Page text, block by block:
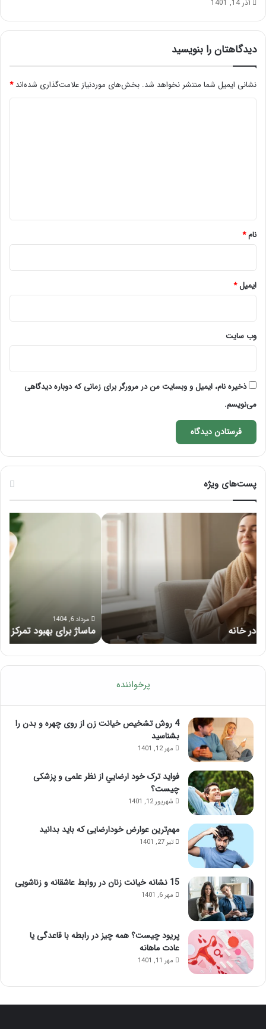
آذر 14, 1401
دیدگاهتان را بنویسید
نشانی ایمیل شما منتشر نخواهد شد. بخش‌های موردنیاز علامت‌گذاری شده‌اند*
نام*
ایمیل*
وب‌ سایت
ذخیره نام، ایمیل و وبسایت من در مرورگر برای زمانی که دوباره دیدگاهی
می‌نویسم.
پست‌های ویژه
ماساژ
برای
بهبود
تمرکز
ذهنی؛
با
این
ماساژ
حواس‌جمع
شوید!
ماساژ برای بهبود تمرکز ذهنی؛ با این ماساژ حواس‌جمع شوید!
بعد
از
پرخواننده
4 روش تشخیص خیانت زن از روی چهره و بدن را
بشناسید
مهر 12, 1401
فواید ترک خود ارضايي از نظر علمی و پزشکی
چیست؟
شهریور 12, 1401
مهم‌ترین عوارض خودارضایی که باید بدانید
تیر 27, 1401
15 نشانه خیانت زنان در روابط عاشقانه و زناشویی
مهر 6, 1401
پریود چیست؟ همه چیز در رابطه با قاعدگی یا
عادت ماهانه
مهر 11, 1401